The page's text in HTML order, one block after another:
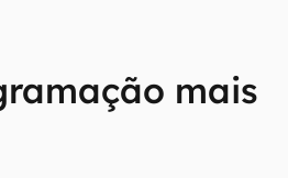
mais
tecnologia em primeira